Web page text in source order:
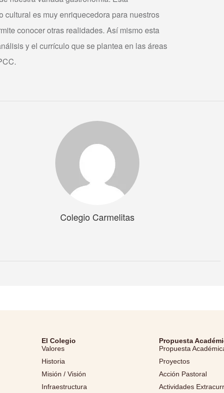
cultural es muy enriquecedora para nuestros
conocer otras realidades. Así mismo esta
y el currículo que se plantea en las áreas
Colegio Carmelitas
El Colegio
Valores
Historia
Misión / Visión
Infraestructura
Propuesta
Propuesta
Proyectos
Acción Pastoral
Actividades